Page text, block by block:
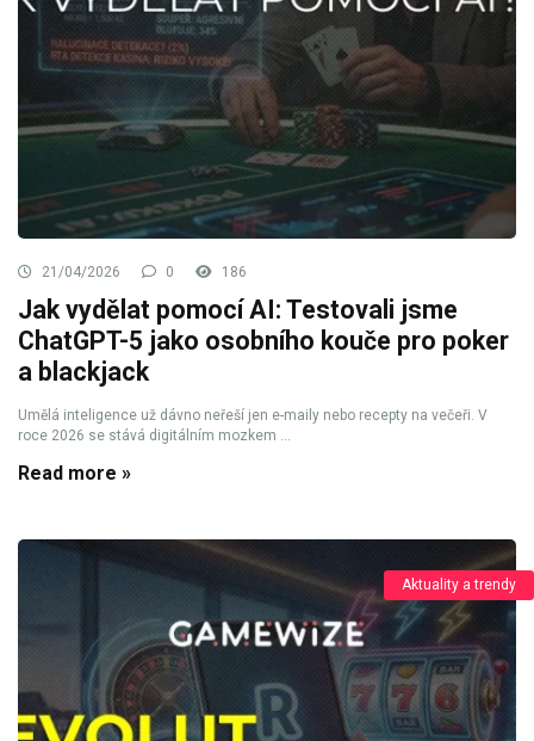
21/04/2026 0 186
Jak vydělat pomocí AI: Testovali jsme
ChatGPT-5 jako osobního kouče pro poker
a blackjack
Umělá inteligence už dávno neřeší jen e-maily nebo recepty na večeři. V
roce 2026 se stává digitálním mozkem ...
Read more »
Aktuality a trendy